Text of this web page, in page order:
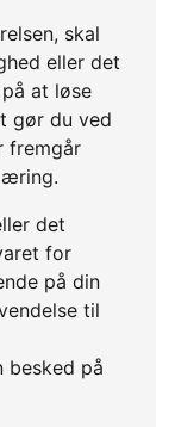
skal
eller det
at løse
gør du ved
fremgår
det
for
på din
til
besked på